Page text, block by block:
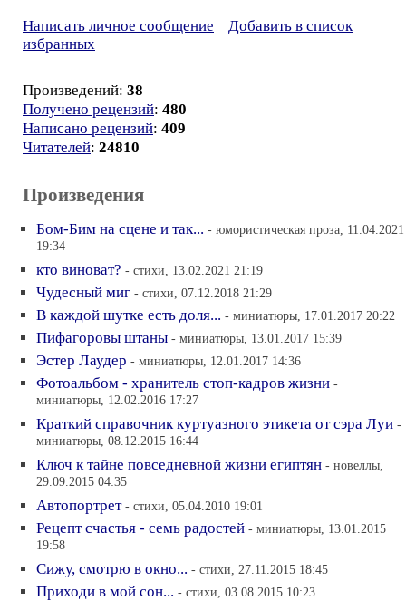
Написать личное сообщение
Добавить в список
избранных
Произведений: 38
Получено рецензий: 480
Написано рецензий: 409
Читателей: 24810
Произведения
Бом-Бим на сцене и так... - юмористическая проза, 11.04.2021
19:34
кто виноват? - стихи, 13.02.2021 21:19
Чудесный миг - стихи, 07.12.2018 21:29
В каждой шутке есть доля... - миниатюры, 17.01.2017 20:22
Пифагоровы штаны - миниатюры, 13.01.2017 15:39
Эстер Лаудер - миниатюры, 12.01.2017 14:36
Фотоальбом - хранитель стоп-кадров жизни -
миниатюры, 12.02.2016 17:27
Краткий справочник куртуазного этикета от сэра Луи -
миниатюры, 08.12.2015 16:44
Ключ к тайне повседневной жизни египтян - новеллы,
29.09.2015 04:35
Автопортрет - стихи, 05.04.2010 19:01
Рецепт счастья - семь радостей - миниатюры, 13.01.2015
19:58
Сижу, смотрю в окно... - стихи, 27.11.2015 18:45
Приходи в мой сон... - стихи, 03.08.2015 10:23